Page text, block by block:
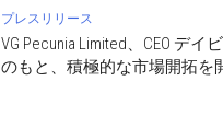
プレスリリース
VG Pecunia Limited、CEO デ
のもと、積極的な市場開拓を